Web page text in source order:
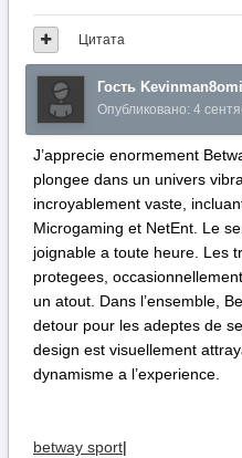
Цитата
Гость
Опубликовано: 4
J’apprecie enormement
plongee dans un univers
incroyablement vaste,
Microgaming et NetEnt. Le
joignable a toute heure. Les
protegees,
un atout. Dans l’ensemble,
detour pour les adeptes de
design est visuellement
dynamisme a l’experience.
betway sport|